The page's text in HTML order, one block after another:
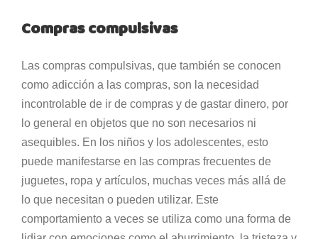
Compras compulsivas
Las compras compulsivas, que también se conocen
como adicción a las compras, son la necesidad
incontrolable de ir de compras y de gastar dinero, por
lo general en objetos que no son necesarios ni
asequibles. En los niños y los adolescentes, esto
puede manifestarse en las compras frecuentes de
juguetes, ropa y artículos, muchas veces más allá de
lo que necesitan o pueden utilizar. Este
comportamiento a veces se utiliza como una forma de